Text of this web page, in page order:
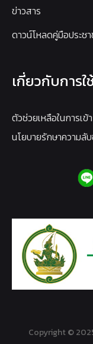
ข่าวสาร
ดาวน์โหลดคู่มือประช
เกี่ยวกับการใ
ตัวช่วยเหลือในการเข้
นโยบายรักษาความลั
Copyright © 2025